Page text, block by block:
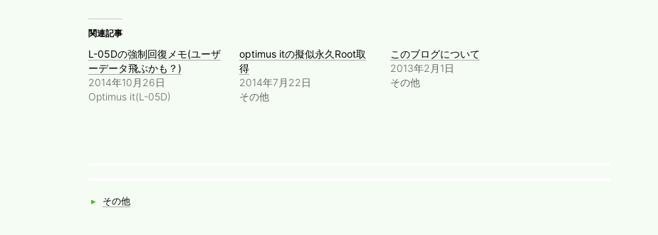
関連記事
L-05Dの強制回復メモ(ユーザ
ーデータ飛ぶかも？)
2014年10月26日
Optimus it(L-05D)
optimus itの擬似永久Root取
得
2014年7月22日
その他
このブログについて
2013年2月1日
その他
Categories
▸ その他